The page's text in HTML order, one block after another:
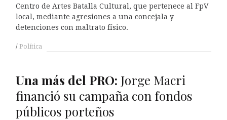
Centro de Artes Batalla Cultural, que pertenece al FpV
local, mediante agresiones a una concejala y
detenciones con maltrato físico.
Política
Una más del PRO: Jorge Macri
financió su campaña con fondos
públicos porteños